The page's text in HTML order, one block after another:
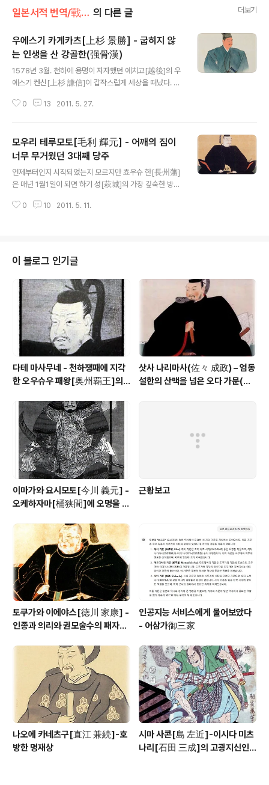
일본서적 번역/戰國武將100話 의 다른 글 더보기
우에스기 카게카츠[上杉 景勝] - 굽히지 않
는 인생을 산 강골한(强骨漢)
1578년 3월. 천하에 용명이 자자했던 에치고[越後]의 우
에스기 켄신[上杉 謙信]이 갑작스럽게 세상을 떠났다. 켄
스레 후계 다툼은 켄신의 양자 중 둘로 압축되었다. 한 사람
한 사람은 오다와라 성[小田原城]의 성주 호우죠우 우지
야스[北条 氏康]의 아들 카게토라[景虎]였다. 카게카츠
는 부친 마사카게가 켄신에게 반란을 일으켰다 항복한 뒤
우사미 사다미츠[宇佐美 定満]에게 살해당했기 때문에,
어려서부터 모친과 함께 켄신 아래서 자랐는데, 켄신과는
친척인 것도 있어 켄신에게 귀여움 받으면서 자랐다. 켄신
0 13 2011. 5. 27.
모우리 테루모토[毛利 輝元] - 어깨의 짐이
너무 무거웠던 3대째 당주
언제부터인지 시작되었는지 모르지만 쵸우슈 한[長州藩]
은 매년 1월1일이 되면 하기 성[萩城]의 가장 깊숙한 방에
신년 인사를 올린 뒤, 필두 가로가 앞에 나아가, “올해는 어
의 원한을 잊지 않고 복수전의 시기를 주종간에 문답한다
는 것이 정말 쵸우슈우[長州]다운 전설이라고 할 수 있다.
세키가하라 전쟁에서 패하여 츄우고쿠[中国] 8개국[国]
이라는 거대한 영지에서 단번에 스오우[周防], 나가토[長
門] 2개국으로 감봉된 당사자 - 그것이 모우리 테루모토
[毛利 輝元]이다. 테루모토는 시대의 영..
0 10 2011. 5. 11.
이 블로그 인기글
다테 마사무네 - 천하쟁패에 지각
한 오우슈우 패왕[奥州覇王]의 1
삿사 나리마사(佐々 成政) – 엄동
설한의 산맥을 넘은 오다 가문(織
이마가와 요시모토[今川 義元] -
오케하자마[桶狭間]에 오명을 남
근황보고
토쿠가와 이에야스[徳川 家康] -
인종과 의리와 권모술수의 패자
인공지능 서비스에게 물어보았다
- 어삼가御三家
나오에 카네츠구[直江 兼続]-호
방한 명재상
시마 사콘[島 左近]-이시다 미츠
나리[石田 三成]의 고굉지신인